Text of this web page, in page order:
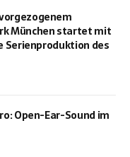
München startet mit
Serienproduktion des
Open-Ear-Sound im